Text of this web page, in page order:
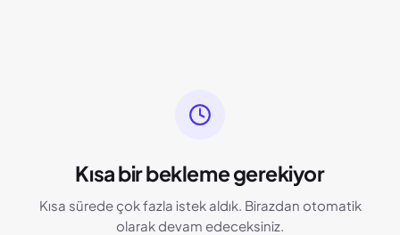
Kısa bir bekleme gerekiyor
Kısa sürede çok fazla istek aldık. Birazdan otomatik
olarak devam edeceksiniz.